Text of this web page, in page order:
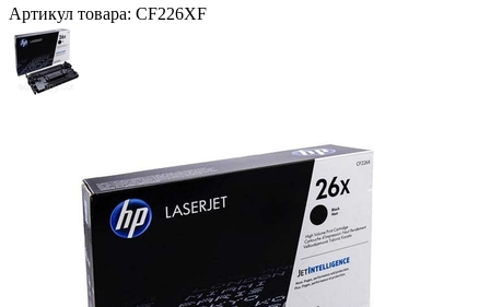
Артикул товара: CF226XF